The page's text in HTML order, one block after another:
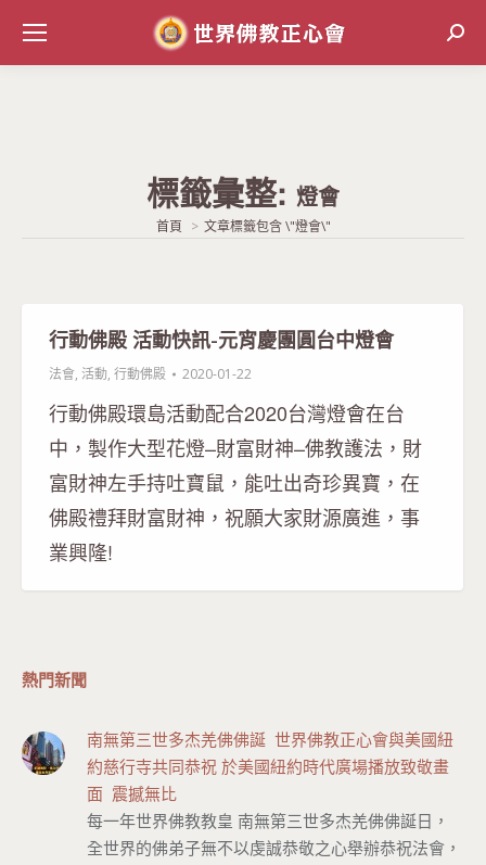
標籤彙整: 燈會
當前位置:
首頁 文章標籤包含 \"燈會\"
行動佛殿 活動快訊-元宵慶團圓台中燈會
法會, 活動, 行動佛殿 2020-01-22
行動佛殿環島活動配合2020台灣燈會在台
中，製作大型花燈–財富財神–佛教護法，財
富財神左手持吐寶鼠，能吐出奇珍異寶，在
佛殿禮拜財富財神，祝願大家財源廣進，事
業興隆!
熱門新聞
南無第三世多杰羌佛佛誕 世界佛教正心會與美國紐
約慈行寺共同恭祝 於美國紐約時代廣場播放致敬畫
面 震撼無比
每一年世界佛教教皇 南無第三世多杰羌佛佛誕日，
全世界的佛弟子無不以虔誠恭敬之心舉辦恭祝法會，